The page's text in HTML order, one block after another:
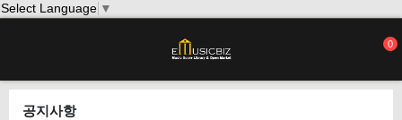
Select Language ▼
0
공지사항